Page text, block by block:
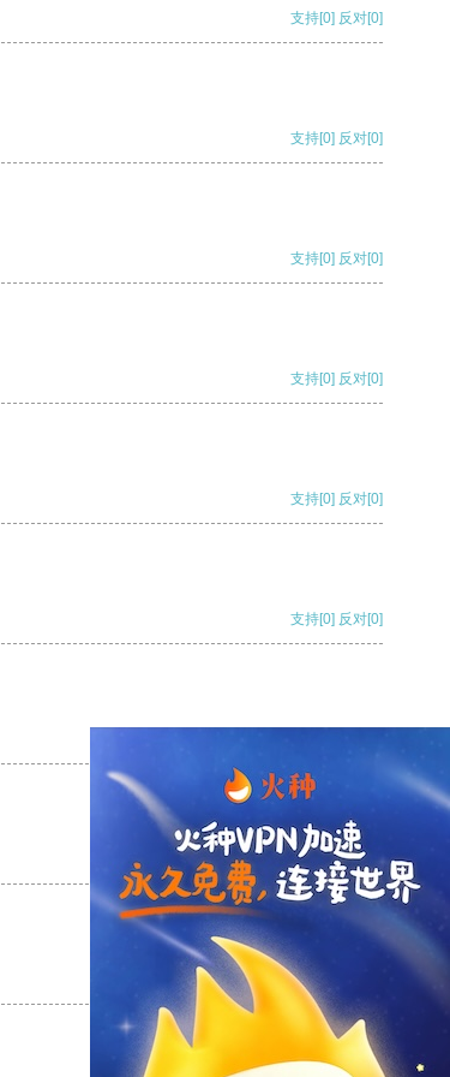
支持[0] 反对[0]
支持[0] 反对[0]
支持[0] 反对[0]
支持[0] 反对[0]
支持[0] 反对[0]
支持[0] 反对[0]
支持 [0] 反对 [0]
支持